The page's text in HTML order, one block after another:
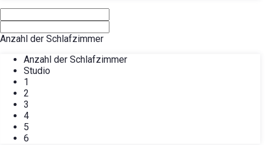
Anzahl der Schlafzimmer
Anzahl der Schlafzimmer
Studio
1
2
3
4
5
6